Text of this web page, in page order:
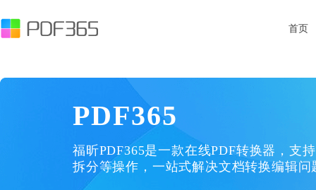
首页
PDF365
福昕PDF365是一款在线PDF转换器，支
拆分等操作，一站式解决文档转换编辑问